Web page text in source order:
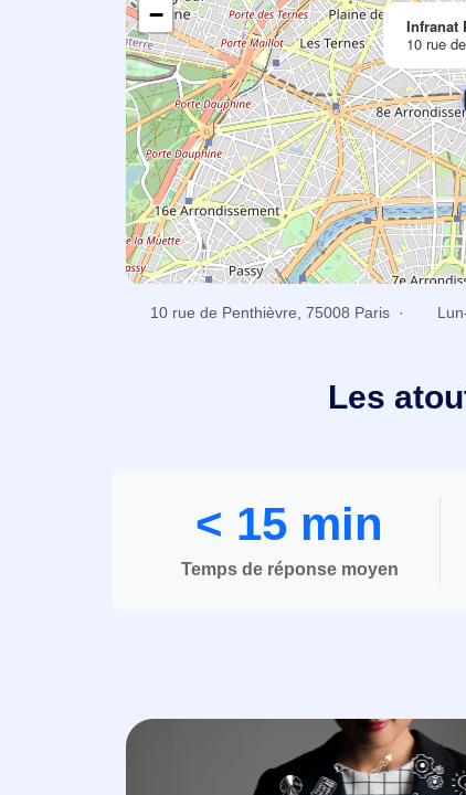
Infranat
10 rue
−
10 rue de Penthièvre, 75008 Paris ·
Les
< 15 min
Temps de réponse moyen